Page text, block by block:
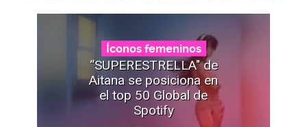
Íconos femeninos
“SUPERESTRELLA" de
Aitana se posiciona en
el top 50 Global de
Spotify